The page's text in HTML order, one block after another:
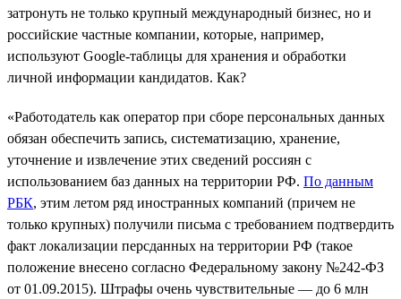
затронуть не только крупный международный бизнес, но и
российские частные компании, которые, например,
используют Google-таблицы для хранения и обработки
личной информации кандидатов. Как?
«Работодатель как оператор при сборе персональных данных
обязан обеспечить запись, систематизацию, хранение,
уточнение и извлечение этих сведений россиян с
использованием баз данных на территории РФ. По данным
РБК, этим летом ряд иностранных компаний (причем не
только крупных) получили письма с требованием подтвердить
факт локализации персданных на территории РФ (такое
положение внесено согласно Федеральному закону №242-ФЗ
от 01.09.2015). Штрафы очень чувствительные — до 6 млн